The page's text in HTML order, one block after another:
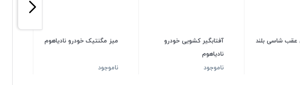
عقب شاسی بلند
آفتابگیر کشویی خودرو
نادیاهوم
ناموجود
میز مگنتیک خودرو نادیاهوم
ناموجود